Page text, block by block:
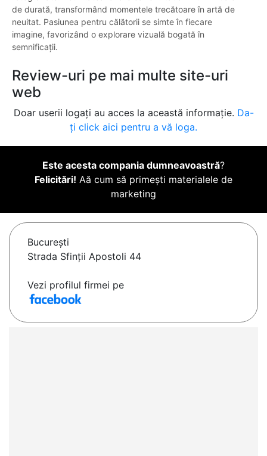
de durată, transformând momentele trecătoare în artă de
neuitat. Pasiunea pentru călătorii se simte în fiecare
imagine, favorizând o explorare vizuală bogată în
semnificații.
Review-uri pe mai multe site-uri
web
Doar userii logați au acces la această informație. Da-
ți click aici pentru a vă loga.
Este acesta compania dumneavoastră?
Felicitări! Aă cum să primești materialele de
marketing
Bucureşti
Strada Sfinții Apostoli 44
Vezi profilul firmei pe